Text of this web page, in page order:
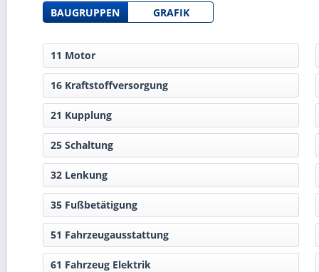
BAUGRUPPEN GRAFIK
11 Motor
16 Kraftstoffversorgung
21 Kupplung
25 Schaltung
32 Lenkung
35 Fußbetätigung
51 Fahrzeugausstattung
61 Fahrzeug Elektrik